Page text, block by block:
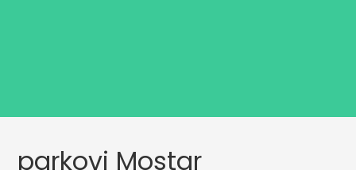
parkovi Mostar